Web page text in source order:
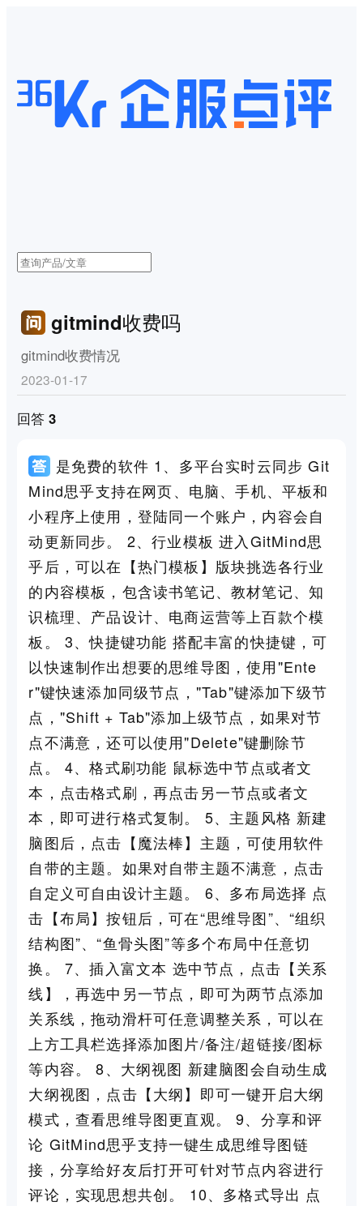
gitmind收费吗
gitmind收费情况
2023-01-17
回答 3
是免费的软件 1、多平台实时云同步 Git
Mind思乎支持在网页、电脑、手机、平板和
小程序上使用，登陆同一个账户，内容会自
动更新同步。 2、行业模板 进入GitMind思
乎后，可以在【热门模板】版块挑选各行业
的内容模板，包含读书笔记、教材笔记、知
识梳理、产品设计、电商运营等上百款个模
板。 3、快捷键功能 搭配丰富的快捷键，可
以快速制作出想要的思维导图，使用"Ente
r"键快速添加同级节点，"Tab"键添加下级节
点，"Shift + Tab"添加上级节点，如果对节
点不满意，还可以使用"Delete"键删除节
点。 4、格式刷功能 鼠标选中节点或者文
本，点击格式刷，再点击另一节点或者文
本，即可进行格式复制。 5、主题风格 新建
脑图后，点击【魔法棒】主题，可使用软件
自带的主题。如果对自带主题不满意，点击
自定义可自由设计主题。 6、多布局选择 点
击【布局】按钮后，可在“思维导图”、“组织
结构图”、“鱼骨头图”等多个布局中任意切
换。 7、插入富文本 选中节点，点击【关系
线】，再选中另一节点，即可为两节点添加
关系线，拖动滑杆可任意调整关系，可以在
上方工具栏选择添加图片/备注/超链接/图标
等内容。 8、大纲视图 新建脑图会自动生成
大纲视图，点击【大纲】即可一键开启大纲
模式，查看思维导图更直观。 9、分享和评
论 GitMind思乎支持一键生成思维导图链
接，分享给好友后打开可针对节点内容进行
评论，实现思想共创。 10、多格式导出 点